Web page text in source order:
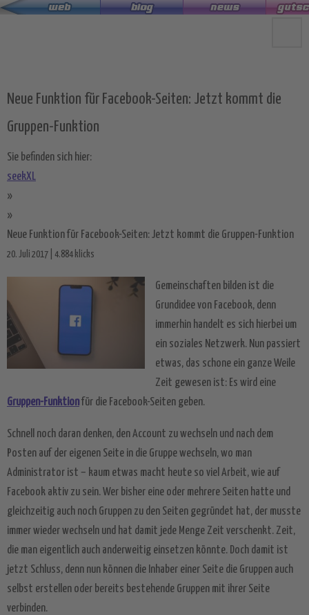
Zum
Neue Funktion für Facebook-Seiten: Jetzt kommt die
Gruppen-Funktion
Sie befinden sich hier:
seekXL
»
»
Neue Funktion für Facebook-Seiten: Jetzt kommt die Gruppen-Funktion
20. Juli 2017 | 4.884 klicks
Gemeinschaften bilden ist die
Grundidee von Facebook, denn
immerhin handelt es sich hierbei um
ein soziales Netzwerk. Nun passiert
etwas, das schone ein ganze Weile
Zeit gewesen ist: Es wird eine
Gruppen-Funktionfür die Facebook-Seiten geben.
Schnell noch daran denken, den Account zu wechseln und nach dem
Posten auf der eigenen Seite in die Gruppe wechseln, wo man
Administrator ist – kaum etwas macht heute so viel Arbeit, wie auf
Facebook aktiv zu sein. Wer bisher eine oder mehrere Seiten hatte und
gleichzeitig auch noch Gruppen zu den Seiten gegründet hat, der musste
immer wieder wechseln und hat damit jede Menge Zeit verschenkt. Zeit,
die man eigentlich auch anderweitig einsetzen könnte. Doch damit ist
jetzt Schluss, denn nun können die Inhaber einer Seite die Gruppen auch
selbst erstellen oder bereits bestehende Gruppen mit ihrer Seite
verbinden.